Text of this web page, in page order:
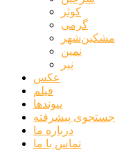
کوثر
گرمی
مشکین‌شهر
نمین
نیر
عکس
فیلم
پیوندها
جستجوی پیشرفته
درباره ما
تماس با ما